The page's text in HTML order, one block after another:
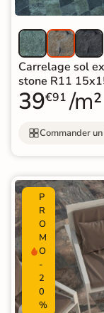
Carrelage sol
stone R11
39€91 /m²
Commander
P
R
O
M
O
-
2
0
%